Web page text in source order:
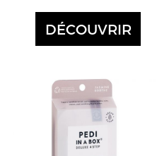
DÉCOUVRIR